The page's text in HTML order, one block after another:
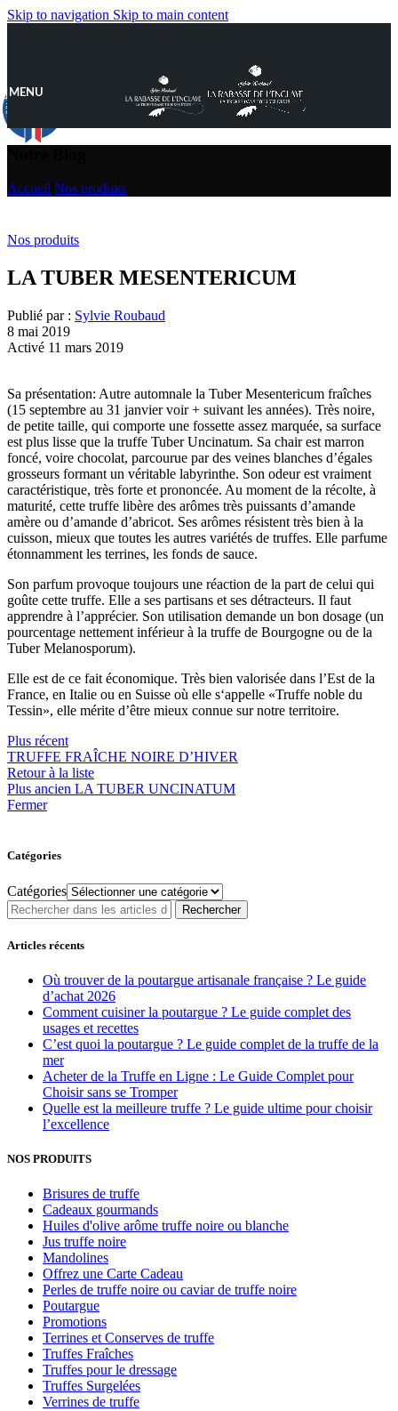
Skip to navigation Skip to main content
MENU
Accueil Nos produits
Nos produits
LA TUBER MESENTERICUM
Publié par : Sylvie Roubaud
8 mai 2019
Activé 11 mars 2019
Sa présentation: Autre automnale la Tuber Mesentericum fraîches
(15 septembre au 31 janvier voir + suivant les années). Très noire,
de petite taille, qui comporte une fossette assez marquée, sa surface
est plus lisse que la truffe Tuber Uncinatum. Sa chair est marron
foncé, voire chocolat, parcourue par des veines blanches d’égales
grosseurs formant un véritable labyrinthe. Son odeur est vraiment
caractéristique, très forte et prononcée. Au moment de la récolte, à
maturité, cette truffe libère des arômes très puissants d’amande
amère ou d’amande d’abricot. Ses arômes résistent très bien à la
cuisson, mieux que toutes les autres variétés de truffes. Elle parfume
étonnamment les terrines, les fonds de sauce.
Son parfum provoque toujours une réaction de la part de celui qui
goûte cette truffe. Elle a ses partisans et ses détracteurs. Il faut
apprendre à l’apprécier. Son utilisation demande un bon dosage (un
pourcentage nettement inférieur à la truffe de Bourgogne ou de la
Tuber Melanosporum).
Elle est de ce fait économique. Très bien valorisée dans l’Est de la
France, en Italie ou en Suisse où elle s‘appelle «Truffe noble du
Tessin», elle mérite d’être mieux connue sur notre territoire.
Plus récent
TRUFFE FRAÎCHE NOIRE D’HIVER
Retour à la liste
Plus ancien LA TUBER UNCINATUM
Fermer
Catégories
Catégories
Rechercher
Articles récents
Où trouver de la poutargue artisanale française ? Le guide
d’achat 2026
Comment cuisiner la poutargue ? Le guide complet des
usages et recettes
C’est quoi la poutargue ? Le guide complet de la truffe de la
mer
Acheter de la Truffe en Ligne : Le Guide Complet pour
Choisir sans se Tromper
Quelle est la meilleure truffe ? Le guide ultime pour choisir
l’excellence
NOS PRODUITS
Brisures de truffe
Cadeaux gourmands
Huiles d'olive arôme truffe noire ou blanche
Jus truffe noire
Mandolines
Offrez une Carte Cadeau
Perles de truffe noire ou caviar de truffe noire
Poutargue
Promotions
Terrines et Conserves de truffe
Truffes Fraîches
Truffes pour le dressage
Truffes Surgelées
Verrines de truffe